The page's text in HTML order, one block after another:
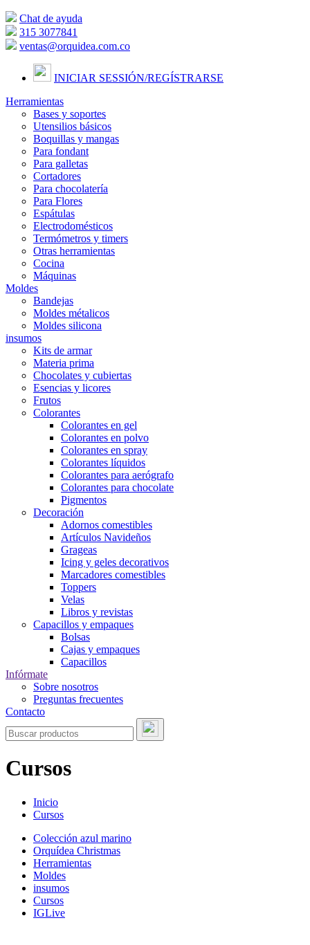
Chat de ayuda
315 3077841
ventas@orquidea.com.co
INICIAR SESSIÓN/REGÍSTRARSE
Herramientas
Bases y soportes
Utensilios básicos
Boquillas y mangas
Para fondant
Para galletas
Cortadores
Para chocolatería
Para Flores
Espátulas
Electrodomésticos
Termómetros y timers
Otras herramientas
Cocina
Máquinas
Moldes
Bandejas
Moldes métalicos
Moldes silicona
insumos
Kits de armar
Materia prima
Chocolates y cubiertas
Esencias y licores
Frutos
Colorantes
Colorantes en gel
Colorantes en polvo
Colorantes en spray
Colorantes líquidos
Colorantes para aerógrafo
Colorantes para chocolate
Pigmentos
Decoración
Adornos comestibles
Artículos Navideños
Grageas
Icing y geles decorativos
Marcadores comestibles
Toppers
Velas
Libros y revistas
Capacillos y empaques
Bolsas
Cajas y empaques
Capacillos
Infórmate
Sobre nosotros
Preguntas frecuentes
Contacto
Cursos
Inicio
Cursos
Colección azul marino
Orquídea Christmas
Herramientas
Moldes
insumos
Cursos
IGLive